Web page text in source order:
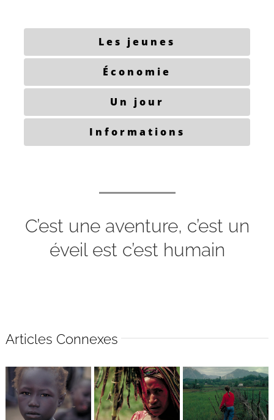
Les jeunes
Économie
Un jour
Informations
C’est une aventure, c’est un
éveil est c’est humain
Articles Connexes